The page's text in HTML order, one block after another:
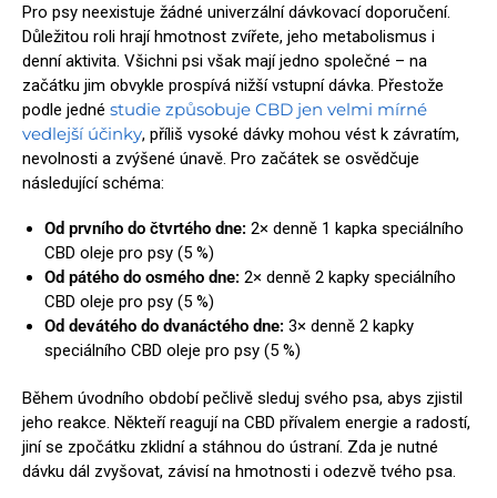
Pro psy neexistuje žádné univerzální dávkovací doporučení.
Důležitou roli hrají hmotnost zvířete, jeho metabolismus i
denní aktivita. Všichni psi však mají jedno společné – na
začátku jim obvykle prospívá nižší vstupní dávka. Přestože
podle jedné studie způsobuje CBD jen velmi mírné
vedlejší účinky, příliš vysoké dávky mohou vést k závratím,
nevolnosti a zvýšené únavě. Pro začátek se osvědčuje
následující schéma:
Od prvního do čtvrtého dne: 2× denně 1 kapka speciálního
CBD oleje pro psy (5 %)
Od pátého do osmého dne: 2× denně 2 kapky speciálního
CBD oleje pro psy (5 %)
Od devátého do dvanáctého dne: 3× denně 2 kapky
speciálního CBD oleje pro psy (5 %)
Během úvodního období pečlivě sleduj svého psa, abys zjistil
jeho reakce. Někteří reagují na CBD přívalem energie a radostí,
jiní se zpočátku zklidní a stáhnou do ústraní. Zda je nutné
dávku dál zvyšovat, závisí na hmotnosti i odezvě tvého psa.